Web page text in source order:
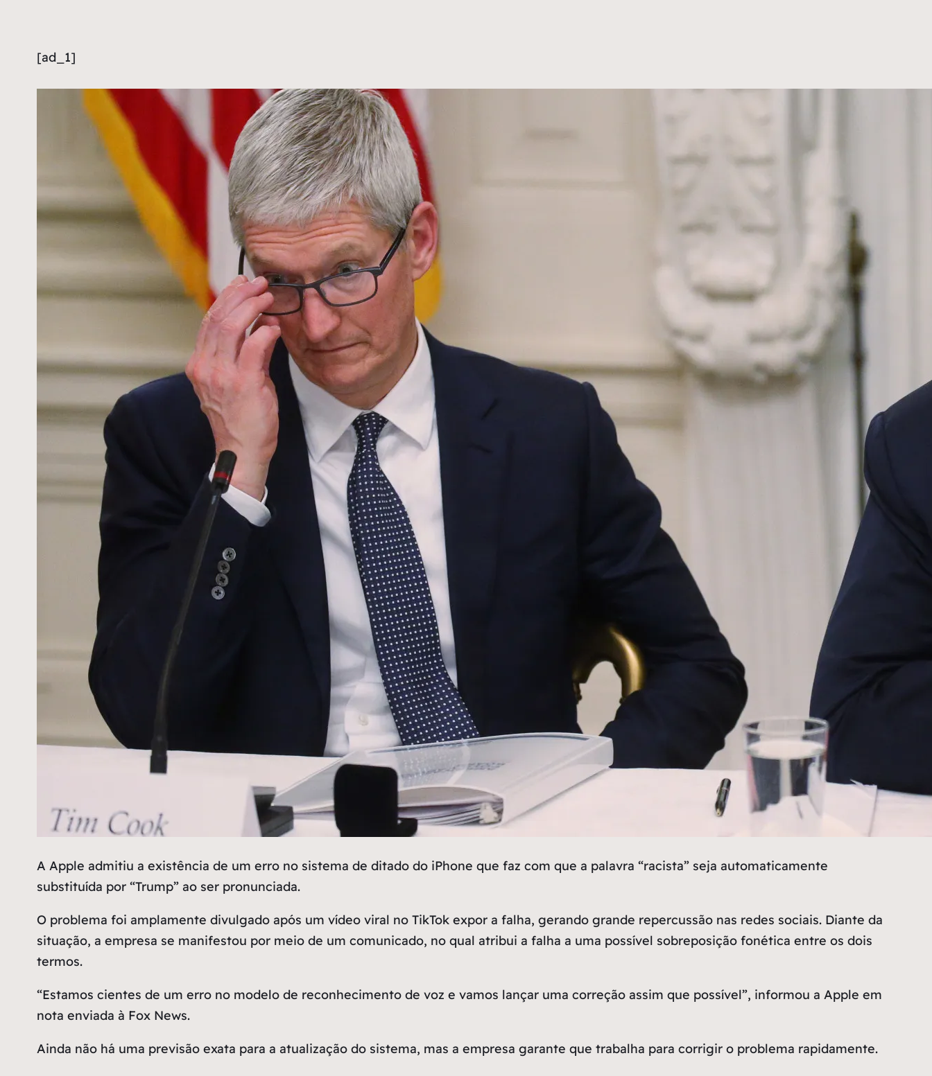
[ad_1]
A Apple admitiu a existência de um erro no sistema de ditado do iPhone que faz com que a palavra “racista” seja automaticamente
substituída por “Trump” ao ser pronunciada.
O problema foi amplamente divulgado após um vídeo viral no TikTok expor a falha, gerando grande repercussão nas redes sociais. Diante da
situação, a empresa se manifestou por meio de um comunicado, no qual atribui a falha a uma possível sobreposição fonética entre os dois
termos.
“Estamos cientes de um erro no modelo de reconhecimento de voz e vamos lançar uma correção assim que possível”, informou a Apple em
nota enviada à Fox News.
Ainda não há uma previsão exata para a atualização do sistema, mas a empresa garante que trabalha para corrigir o problema rapidamente.